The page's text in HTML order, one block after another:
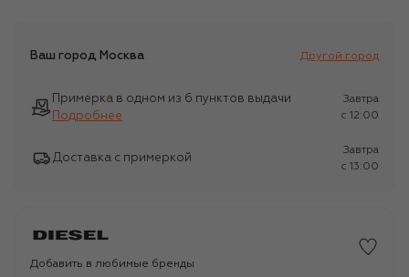
Ваш город Москва Другой город
Примерка в одном из 6 пунктов выдачи
Подробнее
Завтра
c 12:00
Доставка с примеркой
Завтра
c 13:00
Добавить в любимые бренды